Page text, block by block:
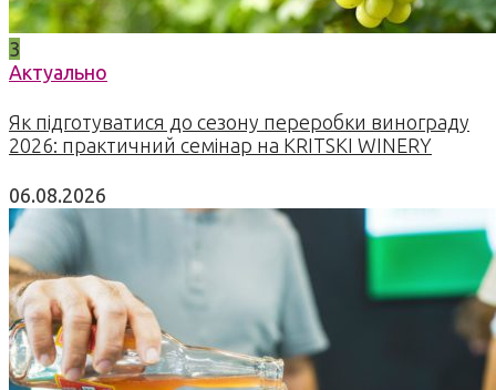
3
Актуально
Як підготуватися до сезону переробки винограду
2026: практичний семінар на KRITSKI WINERY
06.08.2026